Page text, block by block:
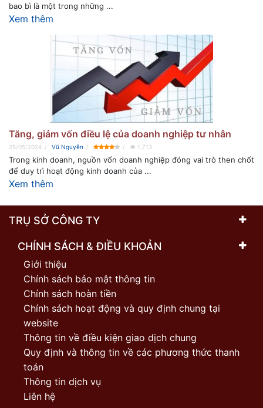
bao bì là một trong những ...
Xem thêm
Tăng, giảm vốn điều lệ của doanh nghiệp tư nhân
25/05/2024 Vũ Nguyễn 1,713
Trong kinh doanh, nguồn vốn doanh nghiệp đóng vai trò then chốt
để duy trì hoạt động kinh doanh của ...
Xem thêm
TRỤ SỞ CÔNG TY
CHÍNH SÁCH & ĐIỀU KHOẢN
Giới thiệu
Chính sách bảo mật thông tin
Chính sách hoàn tiền
Chính sách hoạt động và quy định chung tại
website
Thông tin về điều kiện giao dịch chung
Quy định và thông tin về các phương thức thanh
toán
Thông tin dịch vụ
Liên hệ